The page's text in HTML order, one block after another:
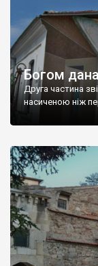
Богом
Друга частина
насиченою ніж